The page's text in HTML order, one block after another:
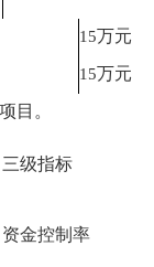
15万元
15万元
目。
三级指标
资金控制率